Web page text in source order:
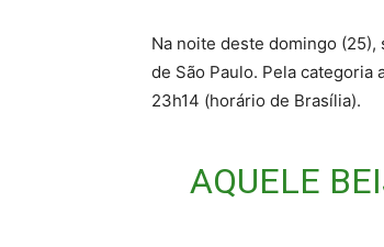
Na noite deste domingo (25),
de São Paulo. Pela
23h14 (horário de Brasília).
AQUELE